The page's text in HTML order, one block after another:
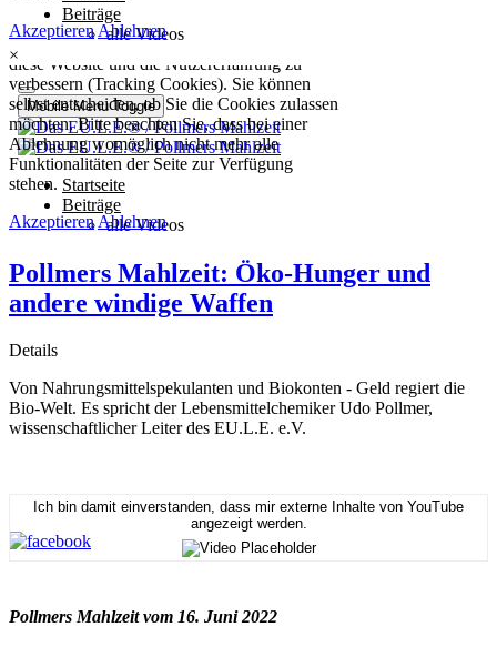
×
Pollmers Mahlzeit: Öko-Hunger und
andere windige Waffen
Details
Von Nahrungsmittelspekulanten und Biokonten - Geld regiert die
Bio-Welt. Es spricht der Lebensmittelchemiker Udo Pollmer,
wissenschaftlicher Leiter des EU.L.E. e.V.
Ich bin damit einverstanden, dass mir externe Inhalte von YouTube
angezeigt werden.
Pollmers Mahlzeit vom 16. Juni 2022